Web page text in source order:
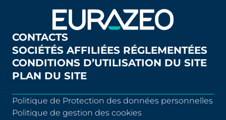
CONTACTS
SOCIÉTÉS AFFILIÉES RÉGLEMENTÉES
CONDITIONS D’UTILISATION DU SITE
PLAN DU SITE
Politique de Protection des données personnelles
Politique de gestion des cookies